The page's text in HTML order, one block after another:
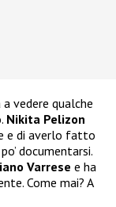
vedere qualche
Nikita Pelizon
e di averlo fatto
documentarsi.
Varrese e ha
Come mai? A